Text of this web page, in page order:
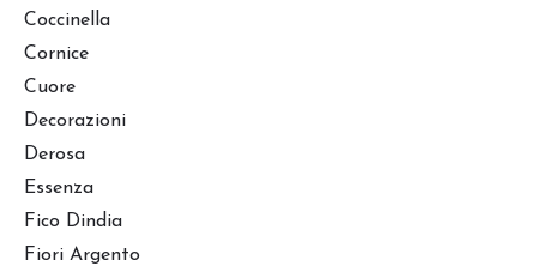
Coccinella
Cornice
Cuore
Decorazioni
Derosa
Essenza
Fico Dindia
Fiori Argento